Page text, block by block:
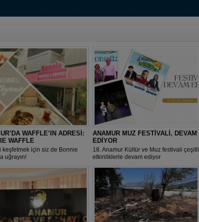
WAFFLE’IN ADRESİ:
WAFFLE
keşfetmek için siz de Bonnie
uğrayın!
ANAMUR MUZ FESTİVALİ, DEVAM
EDİYOR
18. Anamur Kültür ve Muz festivali çeşitli
etkinliklerle devam ediyor